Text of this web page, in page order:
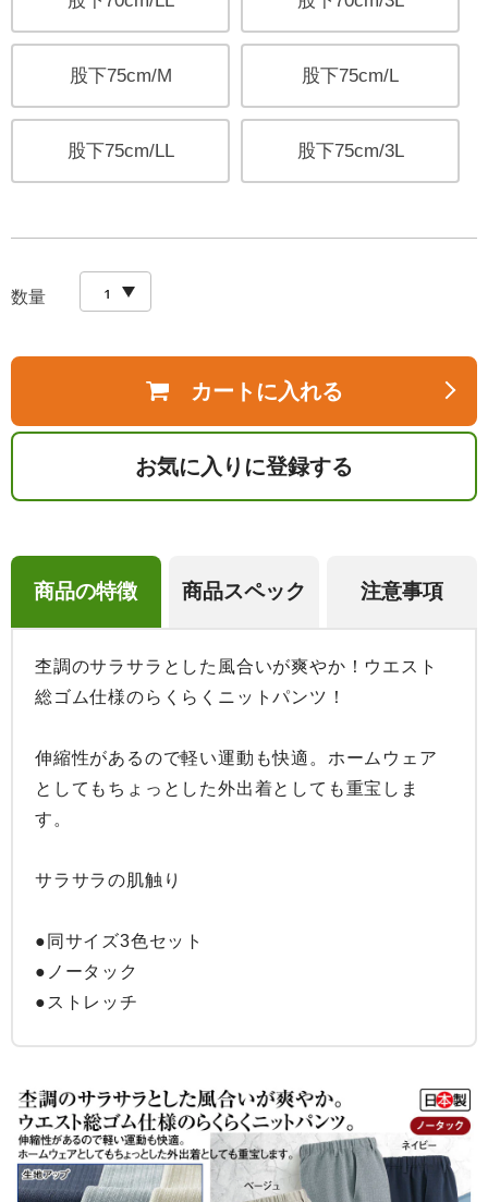
股下75cm/M 股下75cm/L
股下75cm/LL 股下75cm/3L
数量
カートに入れる
お気に入りに登録する
商品の特徴 商品スペック 注意事項
杢調のサラサラとした風合いが爽やか！ウエスト
総ゴム仕様のらくらくニットパンツ！
伸縮性があるので軽い運動も快適。ホームウェア
としてもちょっとした外出着としても重宝しま
す。
サラサラの肌触り
●同サイズ3色セット
●ノータック
●ストレッチ